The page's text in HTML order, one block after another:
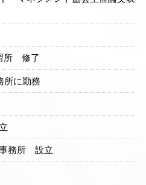
所 修了
所に勤務
務所 設立